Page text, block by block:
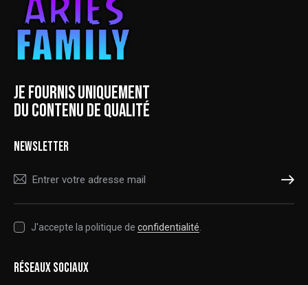
JE FOURNIS UNIQUEMENT
DU CONTENU DE QUALITÉ
NEWSLETTER
S'ABONNER
J'accepte la politique de confidentialité.
RÉSEAUX SOCIAUX